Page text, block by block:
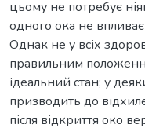
цьому не потребує
одного ока не
Однак не у всіх
правильним
ідеальний стан; у
призводить до
після відкриття око